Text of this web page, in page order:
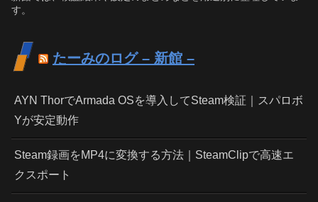
す。
たーみのログ – 新館 –
AYN ThorでArmada OSを導入してSteam検証｜スパロボ
Yが安定動作
Steam録画をMP4に変換する方法｜SteamClipで高速エ
クスポート